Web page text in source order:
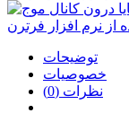
توضیحات
خصوصیات
نظرات (0)